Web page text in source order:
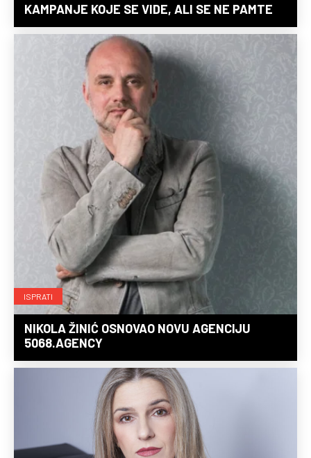
KAMPANJE KOJE SE VIDE, ALI SE NE PAMTE
ISPRATI
NIKOLA ŽINIĆ OSNOVAO NOVU AGENCIJU
5068.AGENCY